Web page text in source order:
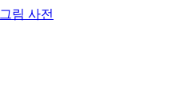
그림 사전